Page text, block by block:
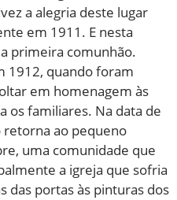
a alegria deste lugar
em 1911. E nesta
primeira comunhão.
1912, quando foram
em homenagem às
os familiares. Na data de
retorna ao pequeno
uma comunidade que
a igreja que sofria
das portas às pinturas dos